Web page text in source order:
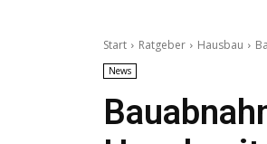
Start Ratgeber Hausbau
News